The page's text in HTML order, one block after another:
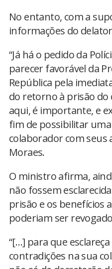
No entanto, com a
informações do
“Já há o pedido da
parecer favorável da
República pela
do retorno à prisão do
aqui, é importante, e
fim de possibilitar
colaborador com seus
Moraes.
O ministro afirma,
não fossem
prisão e os benefícios
poderiam ser
“[…] para que
contradições na sua